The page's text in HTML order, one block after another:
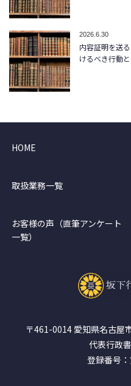
2026.6.30
内容証明を送
けるべき行動
HOME
取扱業務一覧
お客様の声（直筆アンケート
一覧）
〒461-0014 愛知県名古屋
代表行政
登録番号